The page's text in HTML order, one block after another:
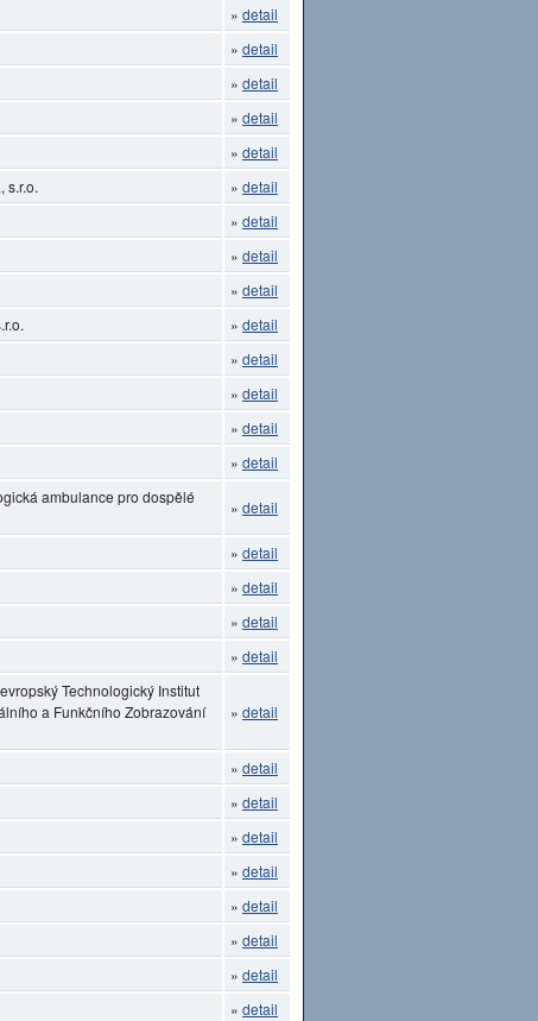
» detail
» detail
» detail
» detail
» detail
s.r.o. » detail
» detail
» detail
» detail
» detail
» detail
» detail
» detail
» detail
ambulance pro dospělé
» detail
» detail
» detail
» detail
» detail
Technologický Institut
a Funkčního Zobrazování
» detail
» detail
» detail
» detail
» detail
» detail
» detail
» detail
» detail